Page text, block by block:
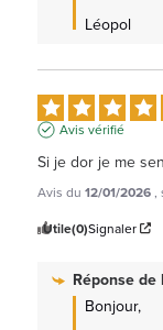
Léopol
Avis vérifié
Si je dor je me
Avis du 12/01/2026,
Utile(0)Signaler
Réponse de
Bonjour,